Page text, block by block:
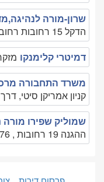
שרון-מורה
הדקל 15 רחובות רחובות , 0525605005
דמיטרי קלימנקו
משרד התחבורה
קניון אמריקן סיטי, דרך הים 1 רחובות ,
שמוליק שפירו מורה
ההגנה 19 רחובות , 050-5556676